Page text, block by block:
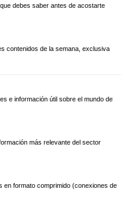
debes saber antes de acostarte
contenidos de la semana, exclusiva
e información útil sobre el mundo de
más relevante del sector
en formato comprimido (conexiones de